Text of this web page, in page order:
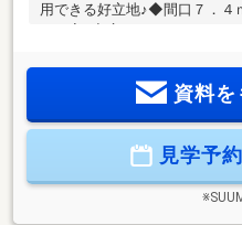
用できる好立地♪◆間口７．４
ークインクローゼットなど収
公園等、生活環境良好♪是非、
資料
見学予